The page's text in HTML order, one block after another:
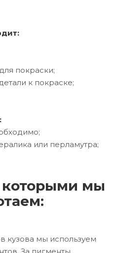
покраски;
к покраске;
или перламутра;
мы
кузова мы используем